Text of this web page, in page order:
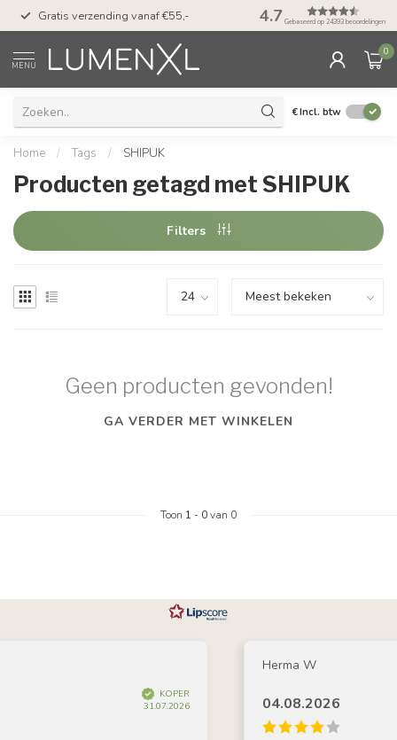
Gratis verzending vanaf €55,- 50 dagen
met Klarna
4.7 Gebaseerd op 24393 beoordelingen
MENU
0
€Incl. btw
Home / Tags / SHIPUK
Producten getagd met SHIPUK
Filters
Geen producten gevonden!
GA VERDER MET WINKELEN
Toon 1 - 0van 0
KOPER
31.07.2026
Herma W
04.08.2026